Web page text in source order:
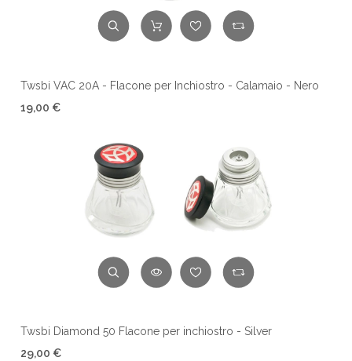
Twsbi VAC 20A - Flacone per Inchiostro - Calamaio - Nero
19,00 €
Twsbi Diamond 50 Flacone per inchiostro - Silver
29,00 €